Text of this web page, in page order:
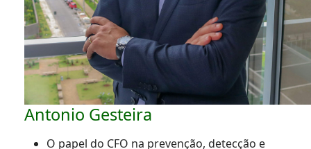
Antonio Gesteira
O papel do CFO na prevenção, detecção e